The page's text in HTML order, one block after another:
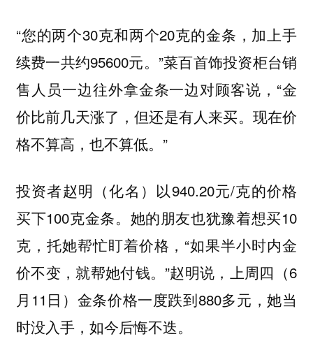
“您的两个30克和两个20克的金条，加上手
续费一共约95600元。”菜百首饰投资柜台销
售人员一边往外拿金条一边对顾客说，“金
价比前几天涨了，但还是有人来买。现在价
格不算高，也不算低。”
投资者赵明（化名）以940.20元/克的价格
买下100克金条。她的朋友也犹豫着想买10
克，托她帮忙盯着价格，“如果半小时内金
价不变，就帮她付钱。”赵明说，上周四（6
月11日）金条价格一度跌到880多元，她当
时没入手，如今后悔不迭。